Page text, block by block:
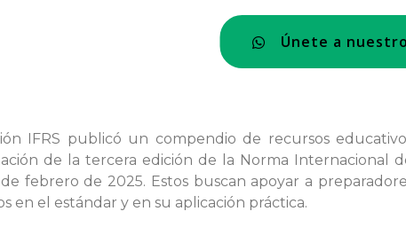
Únete a
IFRS publicó un compendio de recursos
de la tercera edición de la Norma Internacional
febrero de 2025. Estos buscan apoyar a
en el estándar y en su aplicación práctica.